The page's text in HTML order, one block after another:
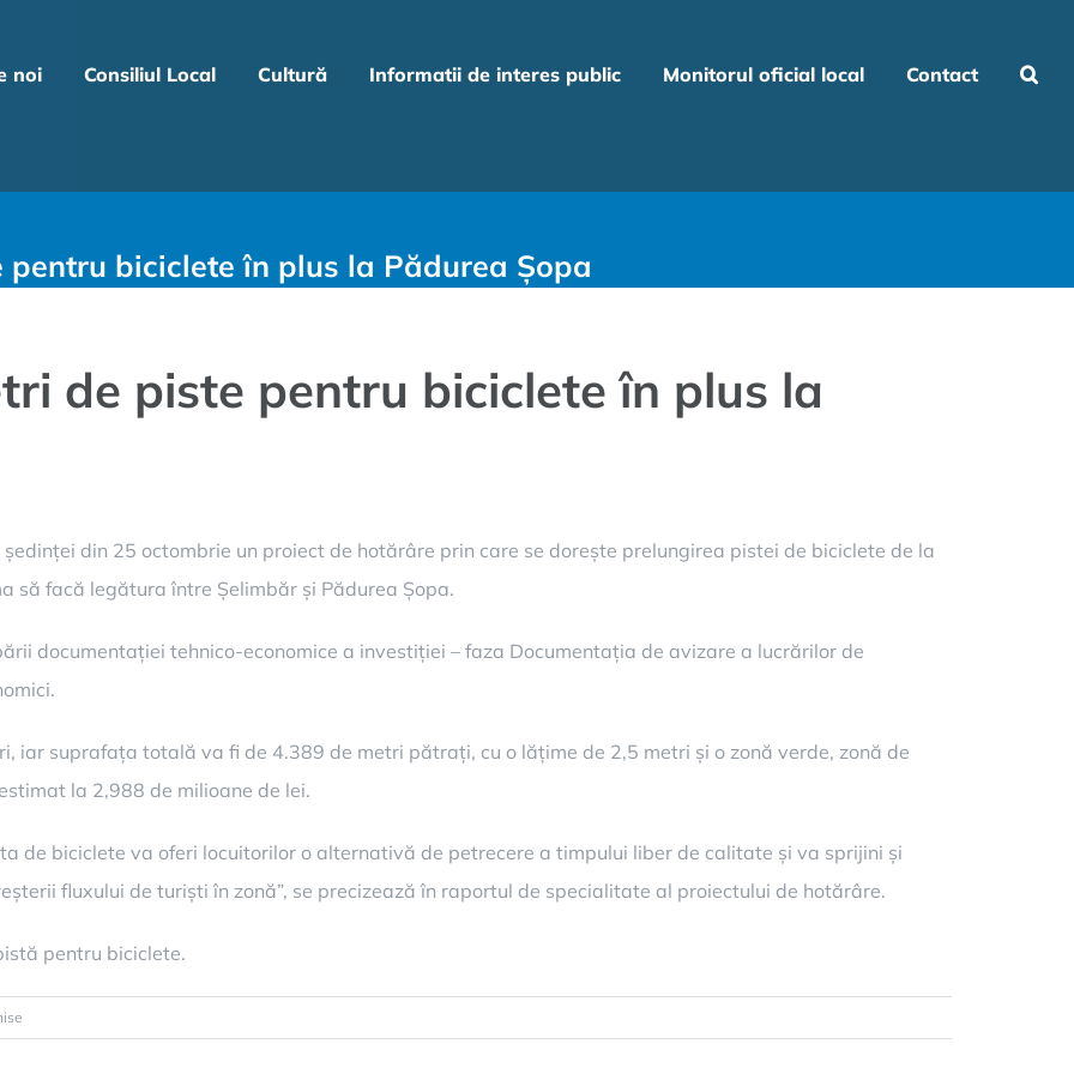
noi Consiliul Local Cultură Informatii de interes public Monitorul oficial local Contact
biciclete în plus la Pădurea Șopa
de piste pentru biciclete în plus la
din 25 octombrie un proiect de hotărâre prin care se dorește prelungirea pistei de biciclete de la
să facă legătura între Șelimbăr și Pădurea Șopa.
documentației tehnico-economice a investiției – faza Documentația de avizare a lucrărilor de
iar suprafața totală va fi de 4.389 de metri pătrați, cu o lățime de 2,5 metri și o zonă verde, zonă de
la 2,988 de milioane de lei.
de biciclete va oferi locuitorilor o alternativă de petrecere a timpului liber de calitate și va sprijini și
fluxului de turiști în zonă”, se precizează în raportul de specialitate al proiectului de hotărâre.
pentru biciclete.
Proiect: